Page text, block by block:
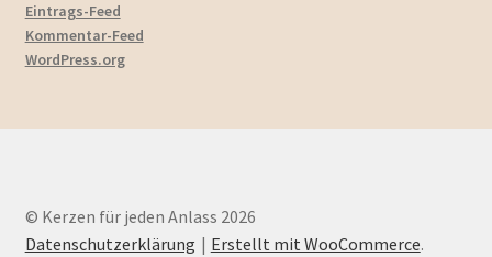
Eintrags-Feed
Kommentar-Feed
WordPress.org
© Kerzen für jeden Anlass 2026
Datenschutzerklärung
Erstellt mit WooCommerce.